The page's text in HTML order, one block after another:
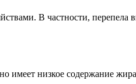
В частности,
имеет низкое содержание